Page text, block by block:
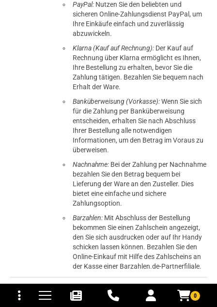
0
und Versandkosten
PayPal: Nutzen Sie den beliebten und
sicheren Online-Zahlungsdienst PayPal, um
Ihre Einkäufe einfach und zuverlässig
abzuwickeln.
Klarna (Kauf auf Rechnung): Der Kauf auf
Rechnung über Klarna ermöglicht es Ihnen,
Ihre Bestellung zu erhalten, bevor Sie die
Zahlung tätigen. Bezahlen Sie bequem nach
Erhalt der Ware.
Banküberweisung (Vorkasse):Wenn Sie sich
für die Zahlung per Banküberweisung
entscheiden, erhalten Sie nach Abschluss
Ihrer Bestellung alle notwendigen
Informationen, um den Betrag im Voraus zu
überweisen.
Nachnahme: Bei der Zahlung per Nachnahme
bezahlen Sie den Betrag bequem bei
Lieferung der Ware an den Zusteller. Dies
bietet eine einfache und sichere
Zahlungsoption.
Barzahlen: Mit Abschluss der Bestellung
bekommen Sie einen Zahlschein angezeigt,
den Sie sich ausdrucken oder auf Ihr Handy
schicken lassen können. Bezahlen Sie den
Online-Einkauf mit Hilfe des Zahlscheins an
der Kasse einer Barzahlen.de-Partnerfiliale.
Dieses Projekt wird aus dem
Europäischen Fonds für regionale